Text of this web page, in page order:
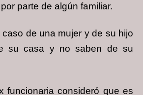
parte de algún familiar.
de una mujer y de su hijo
su casa y no saben de su
funcionaria consideró que es